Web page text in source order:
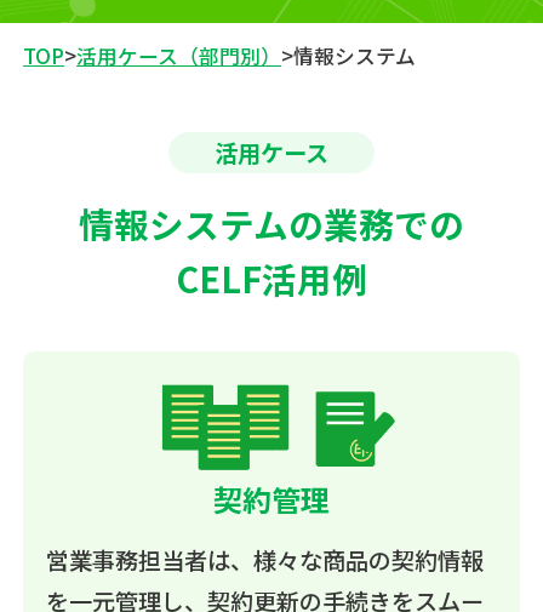
TOP>活用ケース（部門別） >情報システム
活用ケース
情報システムの業務での
CELF活用例
契約管理
営業事務担当者は、様々な商品の契約情報
を一元管理し、契約更新の手続きをスムー